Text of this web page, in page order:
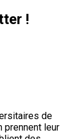
!
de
prennent leur